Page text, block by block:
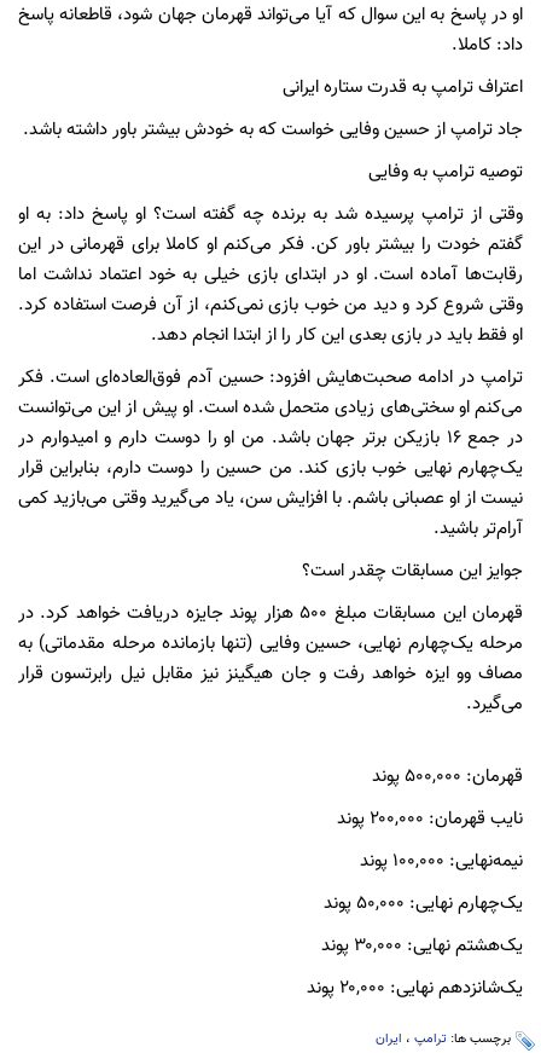
او در پاسخ به این سوال که آیا می‌تواند قهرمان جهان شود، قاطعانه پاسخ
داد: کاملا.
اعتراف ترامپ به قدرت ستاره ایرانی
جاد ترامپ از حسین وفایی خواست که به خودش بیشتر باور داشته باشد.
توصیه ترامپ به وفایی
وقتی از ترامپ پرسیده شد به برنده چه گفته است؟ او پاسخ داد: به او
گفتم خودت را بیشتر باور کن. فکر می‌کنم او کاملا برای قهرمانی در این
رقابت‌ها آماده است. او در ابتدای بازی خیلی به خود اعتماد نداشت اما
وقتی شروع کرد و دید من خوب بازی نمی‌کنم، از آن فرصت استفاده کرد.
او فقط باید در بازی بعدی این کار را از ابتدا انجام دهد.
ترامپ در ادامه صحبت‌هایش افزود: حسین آدم فوق‌العاده‌ای است. فکر
می‌کنم او سختی‌های زیادی متحمل شده است. او پیش از این می‌توانست
در جمع ۱۶ بازیکن برتر جهان باشد. من او را دوست دارم و امیدوارم در
یک‌چهارم نهایی خوب بازی کند. من حسین را دوست دارم، بنابراین قرار
نیست از او عصبانی باشم. با افزایش سن، یاد می‌گیرید وقتی می‌بازید کمی
آرام‌تر باشید.
جوایز این مسابقات چقدر است؟
قهرمان این مسابقات مبلغ ۵۰۰ هزار پوند جایزه دریافت خواهد کرد. در
مرحله یک‌چهارم نهایی، حسین وفایی (تنها بازمانده مرحله مقدماتی) به
مصاف وو ایزه خواهد رفت و جان هیگینز نیز مقابل نیل رابرتسون قرار
می‌گیرد.
قهرمان: ۵۰۰,۰۰۰ پوند
نایب قهرمان: ۲۰۰,۰۰۰ پوند
نیمه‌نهایی: ۱۰۰,۰۰۰ پوند
یک‌چهارم نهایی: ۵۰,۰۰۰ پوند
یک‌هشتم نهایی: ۳۰,۰۰۰ پوند
یک‌شانزدهم نهایی: ۲۰,۰۰۰ پوند
برچسب ها: ترامپ ، ایران